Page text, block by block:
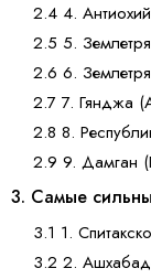
2.4 4.
2.5 5.
2.6 6.
2.7 7. Гянджа
2.8 8.
2.9 9. Дамган
3. Самые
3.1 1.
3.2 2.